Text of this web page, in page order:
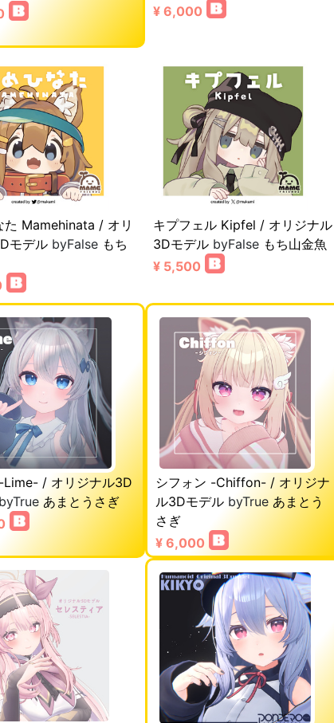
¥ 6,000
た Mamehinata / オリ
モデル byFalse もち
キプフェル Kipfel / オリジナル
3Dモデル byFalse もち山金魚
¥ 5,500
Lime- / オリジナル3D
byTrue あまとうさぎ
シフォン -Chiffon- / オリジナ
ル3Dモデル byTrue あまとう
さぎ
¥ 6,000